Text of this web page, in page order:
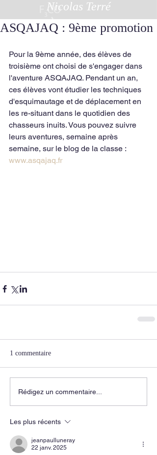
Nicolas Terré
ASQAJAQ : 9ème promotion
Pour la 9ème année, des élèves de
troisième ont choisi de s'engager dans
l'aventure ASQAJAQ. Pendant un an,
ces élèves vont étudier les techniques
d'esquimautage et de déplacement en
les re-situant dans le quotidien des
chasseurs inuits. Vous pouvez suivre
leurs aventures, semaine après
semaine, sur le blog de la classe :
www.asqajaq.fr
1 commentaire
Rédigez un commentaire...
Les plus récents
jeanpaulluneray
22 janv. 2025